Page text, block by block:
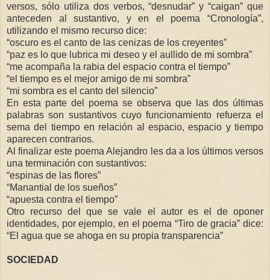
versos, sólo utiliza dos verbos, “desnudar” y “caigan” que
anteceden al sustantivo, y en el poema “Cronología”,
utilizando el mismo recurso dice:
“oscuro es el canto de las cenizas de los creyentes”
“paz es lo que lubrica mi deseo y el aullido de mi sombra”
“me acompaña la rabia del espacio contra el tiempo”
“el tiempo es el mejor amigo de mi sombra”
“mi sombra es el canto del silencio”
En esta parte del poema se observa que las dos últimas
palabras son sustantivos cuyo funcionamiento refuerza el
sema del tiempo en relación al espacio, espacio y tiempo
aparecen contrarios.
Al finalizar este poema Alejandro les da a los últimos versos
una terminación con sustantivos:
“espinas de las flores”
“Manantial de los sueños”
“apuesta contra el tiempo”
Otro recurso del que se vale el autor es el de oponer
identidades, por ejemplo, en el poema “Tiro de gracia” dice:
“El agua que se ahoga en su propia transparencia”
SOCIEDAD